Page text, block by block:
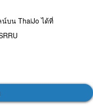
บน ThaiJo ได้ที่